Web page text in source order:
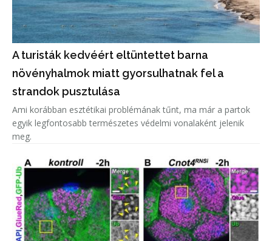
A turisták kedvéért eltüntettet barna
növényhalmok miatt gyorsulhatnak fel a
strandok pusztulása
Ami korábban esztétikai problémának tűnt, ma már a partok
egyik legfontosabb természetes védelmi vonalaként jelenik
meg.